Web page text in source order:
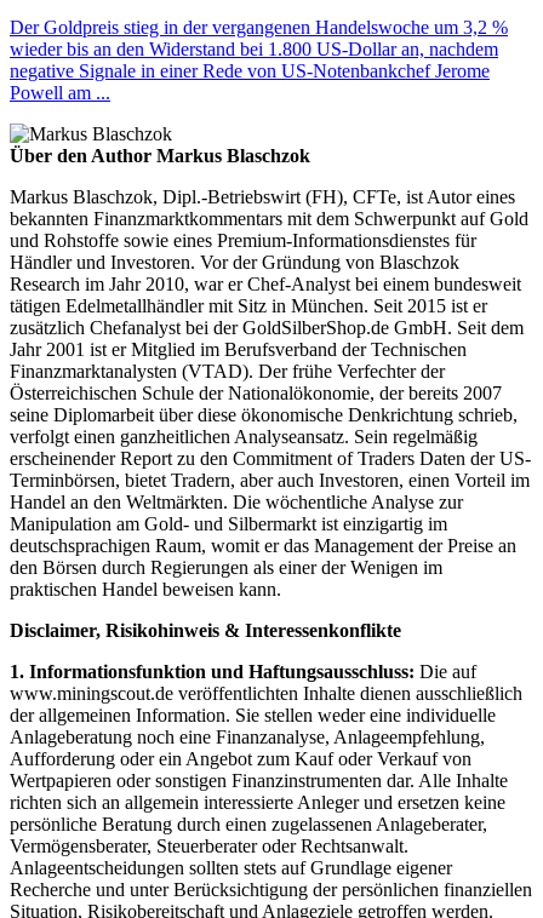
Der Goldpreis stieg in der vergangenen Handelswoche um 3,2 %
wieder bis an den Widerstand bei 1.800 US-Dollar an, nachdem
negative Signale in einer Rede von US-Notenbankchef Jerome
Powell am ...
Über den Author Markus Blaschzok
Markus Blaschzok, Dipl.-Betriebswirt (FH), CFTe, ist Autor eines
bekannten Finanzmarktkommentars mit dem Schwerpunkt auf Gold
und Rohstoffe sowie eines Premium-Informationsdienstes für
Händler und Investoren. Vor der Gründung von Blaschzok
Research im Jahr 2010, war er Chef-Analyst bei einem bundesweit
tätigen Edelmetallhändler mit Sitz in München. Seit 2015 ist er
zusätzlich Chefanalyst bei der GoldSilberShop.de GmbH. Seit dem
Jahr 2001 ist er Mitglied im Berufsverband der Technischen
Finanzmarktanalysten (VTAD). Der frühe Verfechter der
Österreichischen Schule der Nationalökonomie, der bereits 2007
seine Diplomarbeit über diese ökonomische Denkrichtung schrieb,
verfolgt einen ganzheitlichen Analyseansatz. Sein regelmäßig
erscheinender Report zu den Commitment of Traders Daten der US-
Terminbörsen, bietet Tradern, aber auch Investoren, einen Vorteil im
Handel an den Weltmärkten. Die wöchentliche Analyse zur
Manipulation am Gold- und Silbermarkt ist einzigartig im
deutschsprachigen Raum, womit er das Management der Preise an
den Börsen durch Regierungen als einer der Wenigen im
praktischen Handel beweisen kann.
Disclaimer, Risikohinweis & Interessenkonflikte
1. Informationsfunktion und Haftungsausschluss: Die auf
www.miningscout.de veröffentlichten Inhalte dienen ausschließlich
der allgemeinen Information. Sie stellen weder eine individuelle
Anlageberatung noch eine Finanzanalyse, Anlageempfehlung,
Aufforderung oder ein Angebot zum Kauf oder Verkauf von
Wertpapieren oder sonstigen Finanzinstrumenten dar. Alle Inhalte
richten sich an allgemein interessierte Anleger und ersetzen keine
persönliche Beratung durch einen zugelassenen Anlageberater,
Vermögensberater, Steuerberater oder Rechtsanwalt.
Anlageentscheidungen sollten stets auf Grundlage eigener
Recherche und unter Berücksichtigung der persönlichen finanziellen
Situation, Risikobereitschaft und Anlageziele getroffen werden.